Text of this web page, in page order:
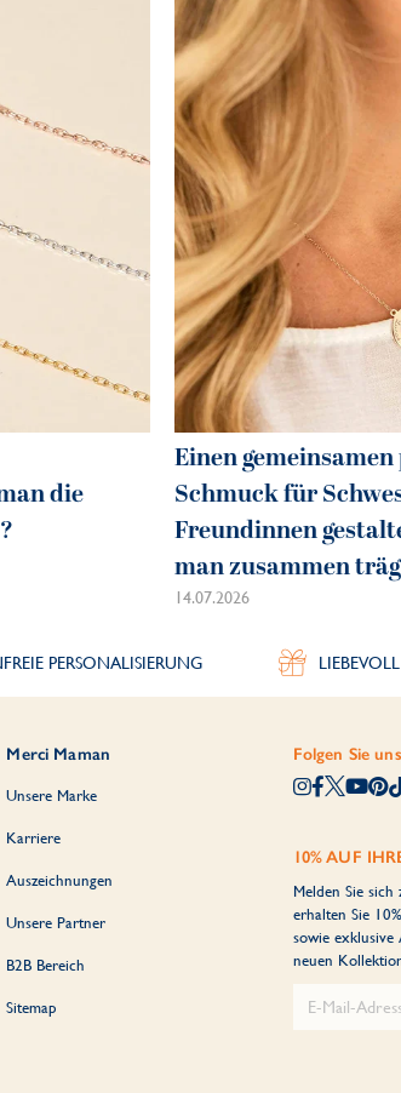
die
Einen
Schmuck für
Freundinnen
man zusammen
14.07.2026
PERSONALISIERUNG
Merci Maman
Unsere Marke
Karriere
Auszeichnungen
Unsere Partner
B2B Bereich
Sitemap
Folgen Sie uns
10% AUF
Melden Sie
erhalten Sie
sowie exklusive
neuen